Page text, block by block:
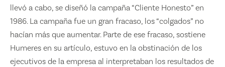
llevó a cabo, se diseñó la campaña “Cliente Honesto” en
1986. La campaña fue un gran fracaso, los “colgados” no
hacían más que aumentar. Parte de ese fracaso, sostiene
Humeres en su artículo, estuvo en la obstinación de los
ejecutivos de la empresa al interpretaban los resultados de